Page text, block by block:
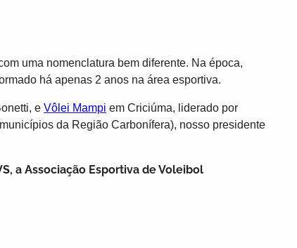
uma nomenclatura bem diferente. Na época,
há apenas 2 anos na área esportiva.
e Vôlei Mampi em Criciúma, liderado por
da Região Carbonífera), nosso presidente
a Associação Esportiva de Voleibol